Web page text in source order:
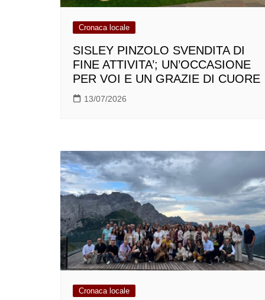
Cronaca locale
SISLEY PINZOLO SVENDITA DI
FINE ATTIVITA’; UN’OCCASIONE
PER VOI E UN GRAZIE DI CUORE
13/07/2026
Cronaca locale